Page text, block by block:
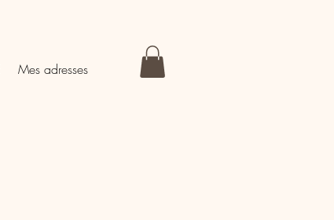
Mes adresses